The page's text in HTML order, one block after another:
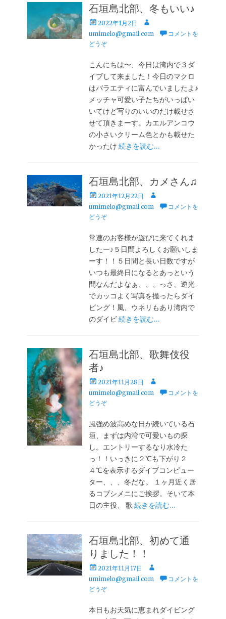
石垣島北部、冬もいい♪
投
稿
日
2022年1月2日
投
稿
umimelo@gmail.com
コメントを
どうぞ
こんにちは〜、今日は湾内で３ダ
イブして来ました！今日のマクロ
はバラエティに富んでいましたよ♪
メッチャ可愛い子たちがいっぱい
いてけど写りのいいのだけ載せさ
せて頂きまーす。カエルアンコウ
の小さいクリーム色とかも載せた
かったけ続きを読む…
石垣島北部、カメさん♫
投
稿
日
2021年12月22日
投
稿
umimelo@gmail.com
コメントを
どうぞ
常連のお客様が遊びに来てくれま
したー♪５日間よろしくお願いしま
ーす！！５日間と長い日数ですが
いつも最終日になるとあっという
間なんだよなぁ、、、っさ、逆光
でカッコよく写真を撮ったらダイ
ビング！風、ウネリもあり湾内で
のダイビ続きを読む…
石垣島北部、歌舞伎役
者♪
投
稿
日
2021年11月28日
投
稿
umimelo@gmail.com
コメントを
どうぞ
風強め波高めな日が続いている石
垣、まずは内湾で可愛いもの探
し。エントリーするなり水冷た
っ！！いっきに２℃も下がり２
４℃を表示するダイブコンピュー
ター、、、冬だな。 １ヶ月近く居
るコブシメニにご挨拶。そいて本
日の主役、 歌続きを読む…
石垣島北部、初めて通
りました！！
投
稿
日
2021年11月17日
投
稿
umimelo@gmail.com
コメントを
どうぞ
本日もお天気に恵まれダイビング